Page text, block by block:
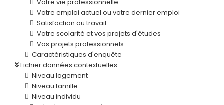
Votre vie professionnelle
Votre emploi actuel ou votre dernier emploi
Satisfaction au travail
Votre scolarité et vos projets d'études
Vos projets professionnels
Caractéristiques d'enquête
Fichier données contextuelles
Niveau logement
Niveau famille
Niveau individu